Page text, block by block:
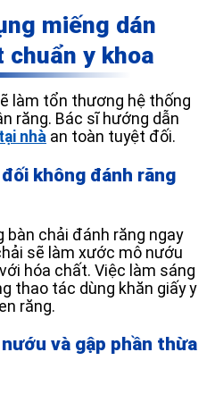
miếng dán
y khoa
làm tổn thương hệ thống
răng. Bác sĩ hướng dẫn
nhà an toàn tuyệt đối.
không đánh răng
bàn chải đánh răng ngay
sẽ làm xước mô nướu
hóa chất. Việc làm sáng
thao tác dùng khăn giấy y
răng.
và gập phần thừa